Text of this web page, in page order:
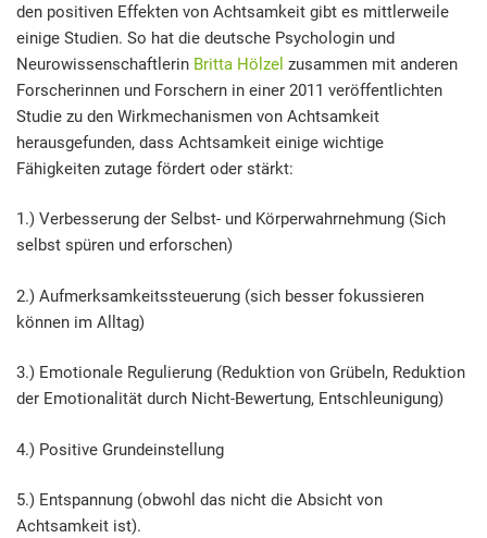
den positiven Effekten von Achtsamkeit gibt es mittlerweile
einige Studien. So hat die deutsche Psychologin und
Neurowissenschaftlerin Britta Hölzel zusammen mit anderen
Forscherinnen und Forschern in einer 2011 veröffentlichten
Studie zu den Wirkmechanismen von Achtsamkeit
herausgefunden, dass Achtsamkeit einige wichtige
Fähigkeiten zutage fördert oder stärkt:
1.) Verbesserung der Selbst- und Körperwahrnehmung (Sich
selbst spüren und erforschen)
2.) Aufmerksamkeitssteuerung (sich besser fokussieren
können im Alltag)
3.) Emotionale Regulierung (Reduktion von Grübeln, Reduktion
der Emotionalität durch Nicht-Bewertung, Entschleunigung)
4.) Positive Grundeinstellung
5.) Entspannung (obwohl das nicht die Absicht von
Achtsamkeit ist).